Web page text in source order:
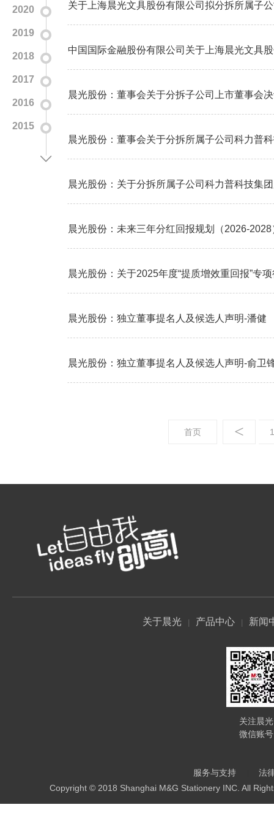
2020
2019
2018
2017
2016
2015
晨光股份：董事会关于分拆子公司上市董事会
晨光股份：关于分拆所属子公司科力普科技集
晨光股份：未来三年分红回报规划（2026-2028
晨光股份：独立董事提名人及候选人声明-潘健
晨光股份：独立董事提名人及候选人声明-俞卫
首页 < 1
关于晨光 产品中心 新闻
关注晨光
微信账号
服务与支持
法
Copyright © 2018 Shanghai M&G Stationery INC. All